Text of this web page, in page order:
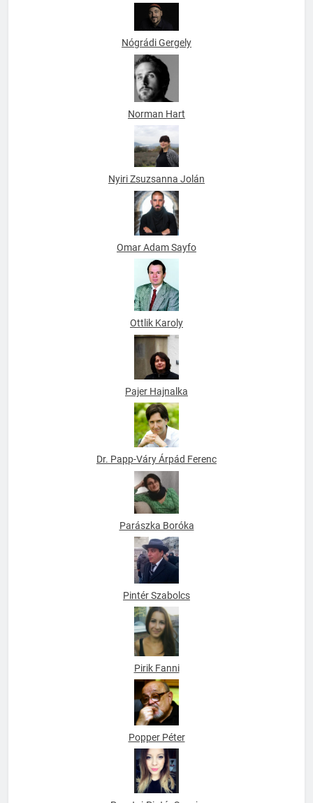
Nógrádi Gergely
Norman Hart
Nyiri Zsuzsanna Jolán
Omar Adam Sayfo
Ottlik Karoly
Pajer Hajnalka
Dr. Papp-Váry Árpád Ferenc
Parászka Boróka
Pintér Szabolcs
Pirik Fanni
Popper Péter